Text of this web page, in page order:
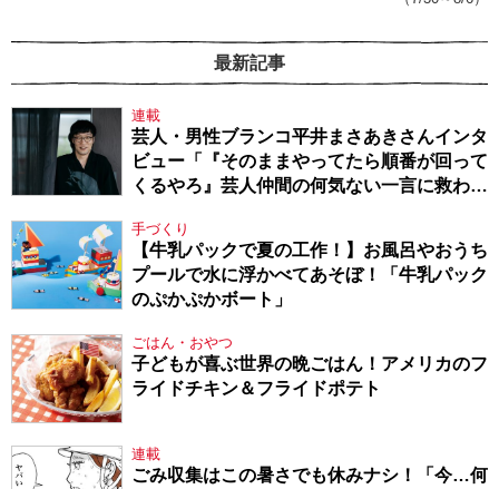
最新記事
連載
芸人・男性ブランコ平井まさあきさんインタ
ビュー「『そのままやってたら順番が回って
くるやろ』芸人仲間の何気ない一言に救われ
手づくり
【牛乳パックで夏の工作！】お風呂やおうち
プールで水に浮かべてあそぼ！「牛乳パック
のぷかぷかボート」
ごはん・おやつ
子どもが喜ぶ世界の晩ごはん！アメリカのフ
ライドチキン＆フライドポテト
連載
ごみ収集はこの暑さでも休みナシ！「今…何